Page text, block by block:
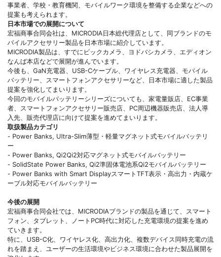
事業者、学校・教育機関、モバイルワーク環境を整備する企業などへの
提案も考えられます。
日本市場での展開について
宏福商事合同会社は、MICRODIA日本総代理店として、同ブランドのモ
バイルアクセサリー製品を日本市場に紹介しています。
MICRODIA製品は、すでにビックカメラ、ヨドバシカメラ、エディオン
なんば本店などで展開が進んでいます。
今後も、GaN充電器、USB-Cケーブル、ワイヤレス充電器、モバイル
バッテリー、スマートフォンアクセサリーなど、日本市場に適した製品
提案を強化してまいります。
今回のモバイルバッテリーシリーズについても、家電量販店、EC事業
者、スマートフォンアクセサリー販売店、PC周辺機器販売店、法人導
入先、販売代理店に向けて提案を進めてまいります。
取扱製品カテゴリ
- Power Banks, Ultra-Slim薄型・軽量マグネット式モバイルバッテリ
ー
- Power Banks, Qi2Qi2対応マグネット式モバイルバッテリー
- SolidState Power Banks, Qi2準固体電池系Qi2モバイルバッテリー
- Power Banks with Smart DisplayスマートTFT表示・高出力・内蔵ケ
ーブル対応モバイルバッテリー
今後の展開
宏福商事合同会社では、MICRODIAブランドの製品を通じて、スマート
フォン、タブレット、ノートPC時代に対応した充電環境の提案を進め
ていきます。
特に、USB-C化、ワイヤレス化、高出力化、複数デバイス同時充電の流
れを踏まえ、ユーザーの生活環境やビジネス環境に合わせた製品展開を